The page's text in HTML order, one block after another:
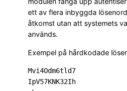
ett av flera inbyggda
åtkomst utan att systemets
används.
Exempel på hårdkodade
Mvi4Odm6tld7
IpV57KNK32Ih